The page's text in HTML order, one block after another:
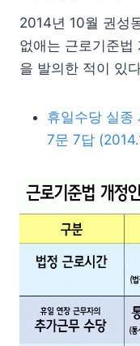
2014년 10월 권성
없애는 근로기준법
을 발의한 적이 있
휴일수당 실종
7문 7답